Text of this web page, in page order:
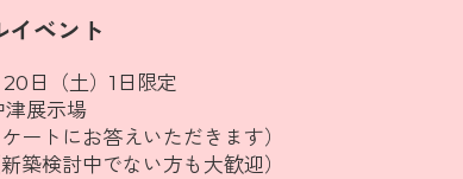
イベント
日（土）1日限定
津展示場
ートにお答えいただきます）
築検討中でない方も大歓迎）